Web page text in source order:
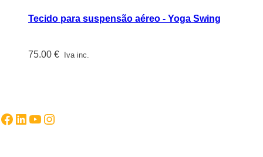
Tecido para suspensão aéreo - Yoga Swing
75.00 € Iva inc.
Facebook
LinkedIn
YouTube
Instagram